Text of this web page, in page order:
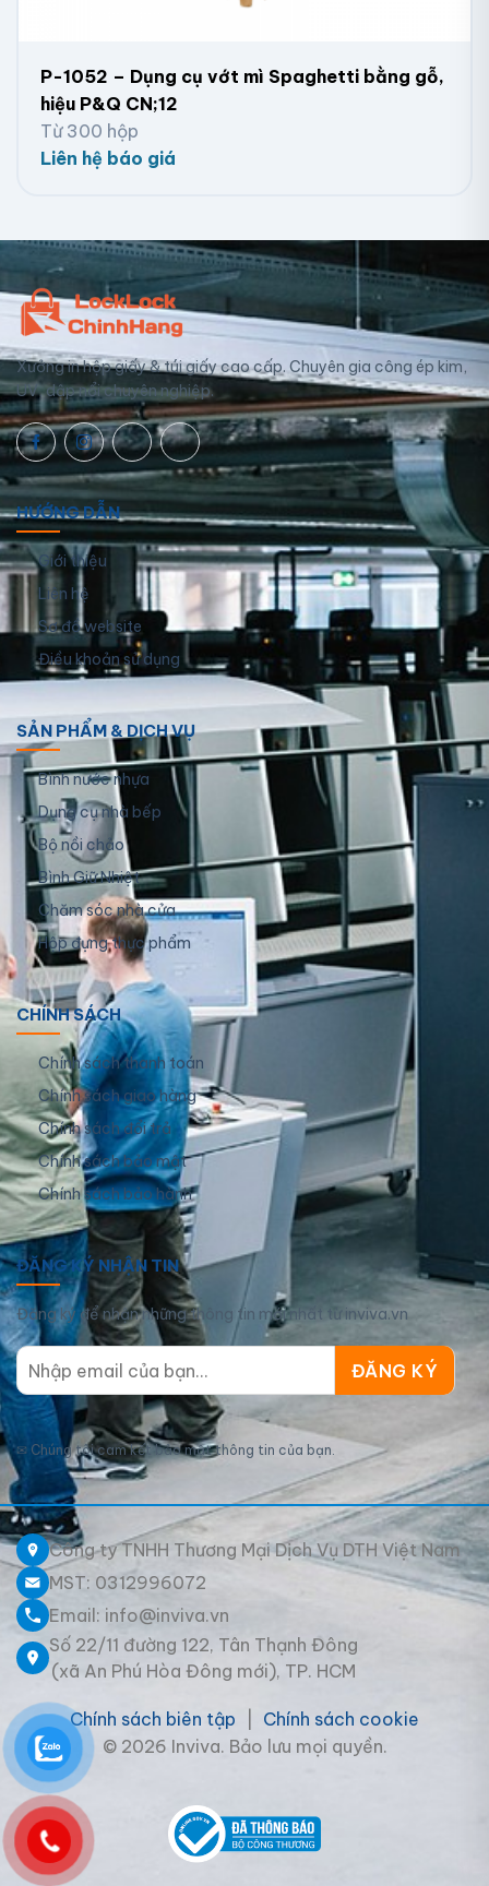
P-1052 – Dụng cụ vớt mì Spaghetti bằng gỗ,
hiệu P&Q CN;12
Từ 300 hộp
Liên hệ báo giá
Xưởng in hộp giấy & túi giấy cao cấp. Chuyên gia công ép kim,
UV, dập nổi chuyên nghiệp.
HƯỚNG DẪN
Giới thiệu
Liên hệ
Sơ đồ website
Điều khoản sử dụng
SẢN PHẨM & DỊCH VỤ
Bình nước nhựa
Dụng cụ nhà bếp
Bộ nồi chảo
Bình Giữ Nhiệt
Chăm sóc nhà cửa
Hộp đựng thực phẩm
CHÍNH SÁCH
Chính sách thanh toán
Chính sách giao hàng
Chính sách đổi trả
Chính sách bảo mật
Chính sách bảo hành
ĐĂNG KÝ NHẬN TIN
Đăng ký để nhận những thông tin mới nhất từ inviva.vn
✉ Chúng tôi cam kết bảo mật thông tin của bạn.
Công ty TNHH Thương Mại Dịch Vụ DTH Việt Nam
MST: 0312996072
Email: info@inviva.vn
Số 22/11 đường 122, Tân Thạnh Đông
(xã An Phú Hòa Đông mới), TP. HCM
Chính sách biên tập
Chính sách cookie
© 2026 Inviva. Bảo lưu mọi quyền.